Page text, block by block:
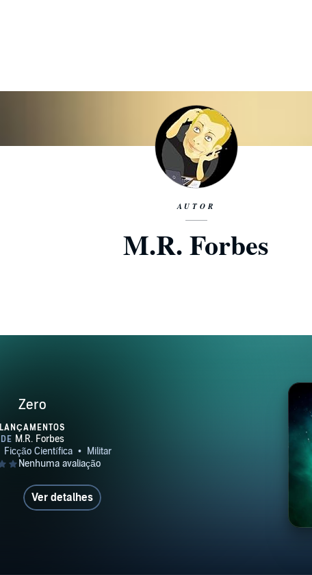
AUTOR
M.R. Forbes
Zero
LANÇAMENTOS
Ver detalhes